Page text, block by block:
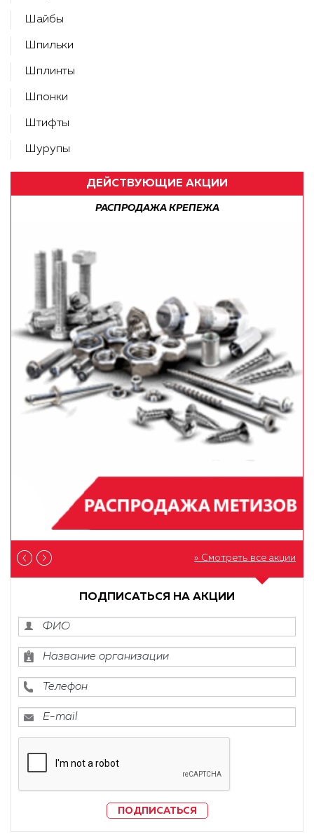
Шайбы
Шпильки
Шплинты
Шпонки
Штифты
Шурупы
ДЕЙСТВУЮЩИЕ АКЦИИ
РАСПРОДАЖА КРЕПЕЖА
» Смотреть все акции
ПОДПИСАТЬСЯ НА АКЦИИ
ПОДПИСАТЬСЯ